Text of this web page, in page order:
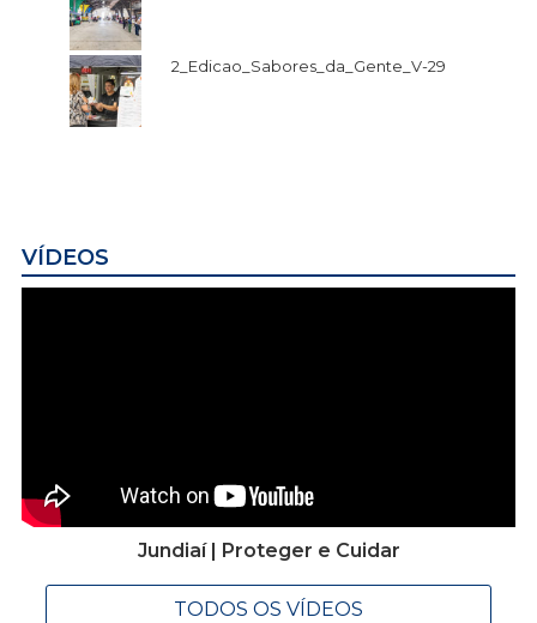
2_Edicao_Sabores_da_Gente_V-29
VÍDEOS
Jundiaí | Proteger e Cuidar
TODOS OS VÍDEOS